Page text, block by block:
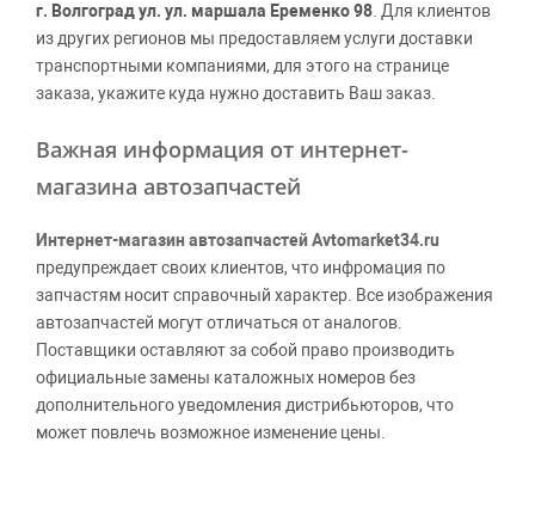
г. Волгоград ул. ул. маршала Еременко 98 . Для клиентов
из других регионов мы предоставляем услуги доставки
транспортными компаниями, для этого на странице
заказа, укажите куда нужно доставить Ваш заказ.
Важная информация от интернет-
магазина автозапчастей
Интернет-магазин автозапчастей Avtomarket34.ru
предупреждает своих клиентов, что инфромация по
запчастям носит справочный характер. Все изображения
автозапчастей могут отличаться от аналогов.
Поставщики оставляют за собой право производить
официальные замены каталожных номеров без
дополнительного уведомления дистрибьюторов, что
может повлечь возможное изменение цены.